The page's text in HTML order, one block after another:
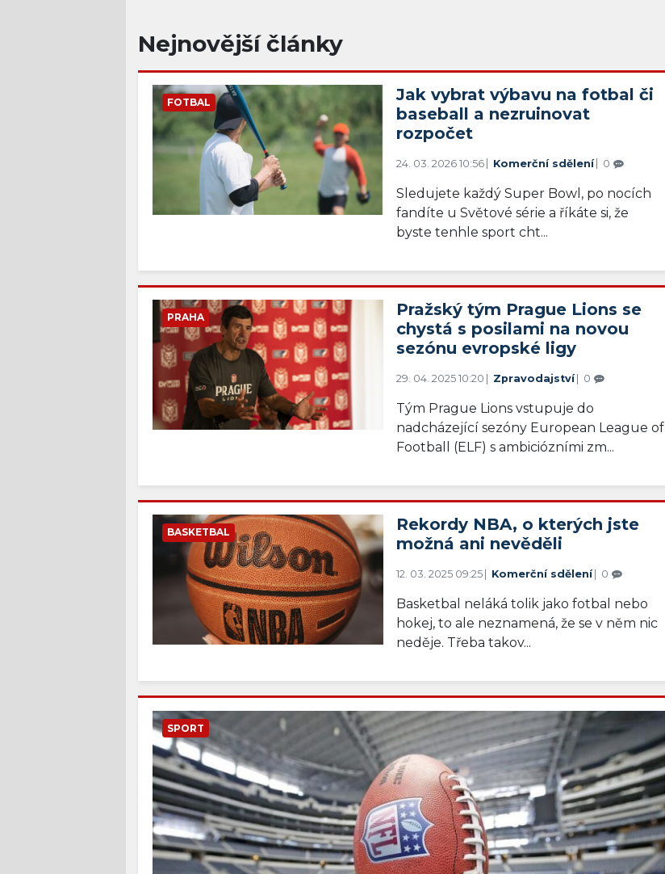
Nejnovější články
FOTBAL
Jak vybrat výbavu na fotbal či
baseball a nezruinovat
rozpočet
24. 03. 2026 10:56 Komerční sdělení 0
Sledujete každý Super Bowl, po nocích
fandíte u Světové série a říkáte si, že
byste tenhle sport cht...
PRAHA
Pražský tým Prague Lions se
chystá s posilami na novou
sezónu evropské ligy
29. 04. 2025 10:20 Zpravodajství 0
Tým Prague Lions vstupuje do
nadcházející sezóny European League of
Football (ELF) s ambiciózními zm...
BASKETBAL
Rekordy NBA, o kterých jste
možná ani nevěděli
12. 03. 2025 09:25 Komerční sdělení 0
Basketbal neláká tolik jako fotbal nebo
hokej, to ale neznamená, že se v něm nic
neděje. Třeba takov...
SPORT